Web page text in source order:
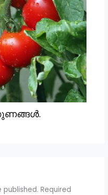
published. Required